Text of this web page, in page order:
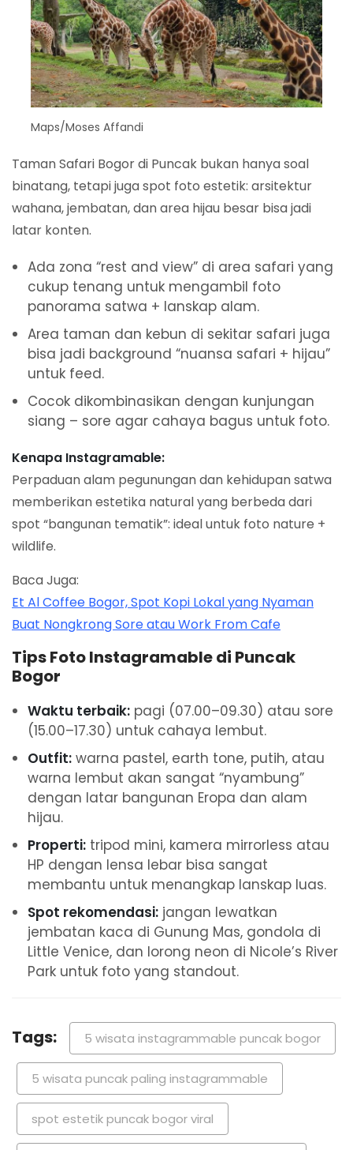
Maps/Moses Affandi
Taman Safari Bogor di Puncak bukan hanya soal
binatang, tetapi juga spot foto estetik: arsitektur
wahana, jembatan, dan area hijau besar bisa jadi
latar konten.
Ada zona “rest and view” di area safari yang
cukup tenang untuk mengambil foto
panorama satwa + lanskap alam.
Area taman dan kebun di sekitar safari juga
bisa jadi background “nuansa safari + hijau”
untuk feed.
Cocok dikombinasikan dengan kunjungan
siang – sore agar cahaya bagus untuk foto.
Kenapa Instagramable:
Perpaduan alam pegunungan dan kehidupan satwa
memberikan estetika natural yang berbeda dari
spot “bangunan tematik”: ideal untuk foto nature +
wildlife.
Baca Juga:
Et Al Coffee Bogor, Spot Kopi Lokal yang Nyaman
Buat Nongkrong Sore atau Work From Cafe
Tips Foto Instagramable di Puncak
Bogor
Waktu terbaik: pagi (07.00–09.30) atau sore
(15.00–17.30) untuk cahaya lembut.
Outfit: warna pastel, earth tone, putih, atau
warna lembut akan sangat “nyambung”
dengan latar bangunan Eropa dan alam
hijau.
Properti: tripod mini, kamera mirrorless atau
HP dengan lensa lebar bisa sangat
membantu untuk menangkap lanskap luas.
Spot rekomendasi: jangan lewatkan
jembatan kaca di Gunung Mas, gondola di
Little Venice, dan lorong neon di Nicole’s River
Park untuk foto yang standout.
Tags: 5 wisata instagrammable puncak bogor
5 wisata puncak paling instagrammable
spot estetik puncak bogor viral